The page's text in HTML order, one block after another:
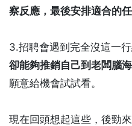
察反應，最後安排適合的任
3.招聘會遇到完全沒這一行
卻能夠推銷自己到老闆腦
願意給機會試試看。
現在回頭想起這些，後勁